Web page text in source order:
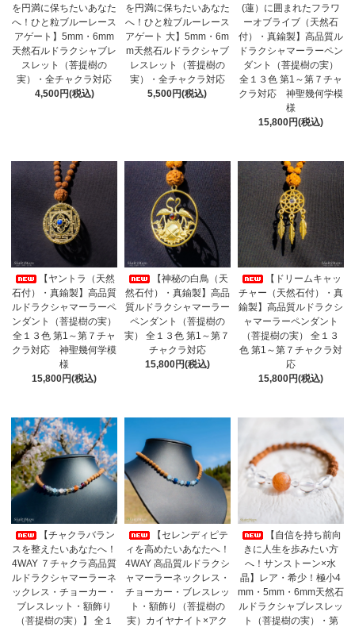
を円満に保ちたいあなた
へ！ひと粒ブルーレース
アゲート】5mm・6mm
天然石ルドラクシャブレ
スレット（菩提樹の
実）・全チャクラ対応
4,500円(税込)
を円満に保ちたいあなた
へ！ひと粒ブルーレース
アゲート 大】5mm・6m
m天然石ルドラクシャブ
レスレット（菩提樹の
実）・全チャクラ対応
5,500円(税込)
(蓮）に囲まれたフラワ
ーオブライブ（天然石
付）・真鍮製】高品質ル
ドラクシャマーラーペン
ダント（菩提樹の実）
全１３色 第1～第７チャ
クラ対応 神聖幾何学模
様
15,800円(税込)
【ヤントラ（天然
石付）・真鍮製】高品質
ルドラクシャマーラーペ
ンダント（菩提樹の実）
全１３色 第1～第７チャ
クラ対応 神聖幾何学模
様
15,800円(税込)
【神秘の白鳥（天
然石付）・真鍮製】高品
質ルドラクシャマーラー
ペンダント（菩提樹の
実） 全１３色 第1～第７
チャクラ対応
15,800円(税込)
【ドリームキャッ
チャー（天然石付）・真
鍮製】高品質ルドラクシ
ャマーラーペンダント
（菩提樹の実） 全１３
色 第1～第７チャクラ対
応
15,800円(税込)
【チャクラバラン
スを整えたいあなたへ！
4WAY ７チャクラ高品質
ルドラクシャマーラーネ
ックレス・チョーカー・
ブレスレット・額飾り
（菩提樹の実）】 全１
【セレンディピテ
ィを高めたいあなたへ！
4WAY 高品質ルドラクシ
ャマーラーネックレス・
チョーカー・ブレスレッ
ト・額飾り（菩提樹の
実）カイヤナイト×アク
【自信を持ち前向
きに人生を歩みたい方
へ！サンストーン×水
晶】レア・希少！極小4
mm・5mm・6mm天然石
ルドラクシャブレスレッ
ト（菩提樹の実）・第